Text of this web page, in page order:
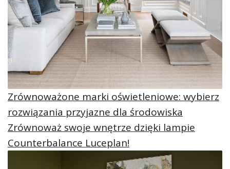
Zrównoważone marki oświetleniowe: wybierz
rozwiązania przyjazne dla środowiska
Zrównoważ swoje wnętrze dzięki lampie
Counterbalance Luceplan!